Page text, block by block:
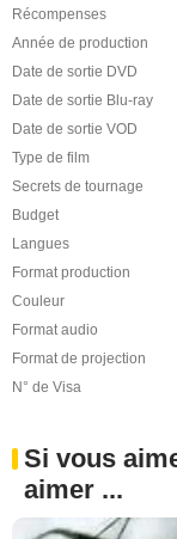
Récompenses
Année de production
Date de sortie DVD
Date de sortie Blu-ray
Date de sortie VOD
Type de film
Secrets de tournage
Budget
Langues
Format production
Couleur
Format audio
Format de projection
N° de Visa
Si vous
aimer ...